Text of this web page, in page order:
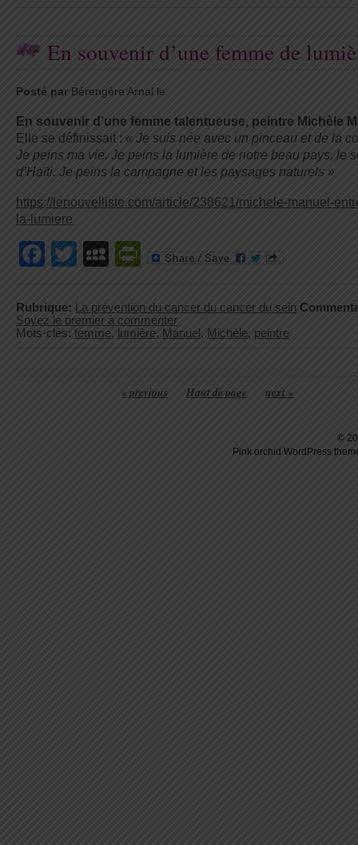
En souvenir d’une femme de
Posté par Bérengère Arnal le
En souvenir d’une femme talentueuse, peintre Michèle
Elle se définissait : « Je suis née avec un pinceau et de la
Je peins ma vie. Je peins la lumière de notre beau pays, le
d’Haïti. Je peins la campagne et les paysages naturels »
https://lenouvelliste.com/article/238621/michele-manuel-
la-lumiere
Facebook
TwitterMySpace
PrintFriendly
Rubrique: La prévention du cancer du cancer du sein
Soyez le premier à commenter
Mots-clés: femme, lumière, Manuel , Michèle, peintre
« previous Haut de page next »
©
Pink orchid WordPress